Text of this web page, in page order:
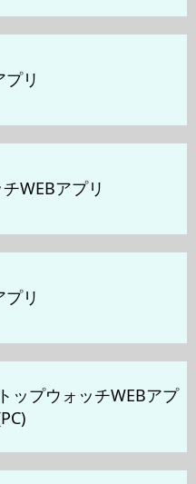
リ
WEBアプリ
プリ
ップウォッチWEBアプ